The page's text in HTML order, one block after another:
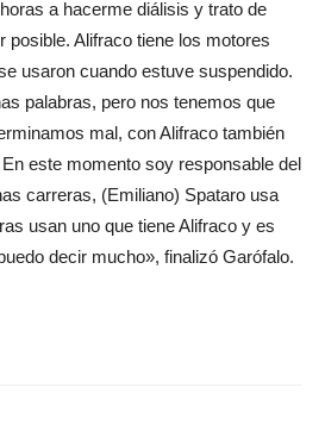
a hacerme diálisis y trato de
posible. Alifraco tiene los motores
usaron cuando estuve suspendido.
palabras, pero nos tenemos que
mal, con Alifraco también
este momento soy responsable del
carreras, (Emiliano) Spataro usa
usan uno que tiene Alifraco y es
decir mucho», finalizó Garófalo.